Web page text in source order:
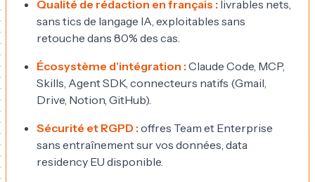
Qualité de rédaction en français : livrables nets,
sans tics de langage IA, exploitables sans
retouche dans 80% des cas.
Écosystème d'intégration : Claude Code, MCP,
Skills, Agent SDK, connecteurs natifs (Gmail,
Drive, Notion, GitHub).
Sécurité et RGPD : offres Team et Enterprise
sans entraînement sur vos données, data
residency EU disponible.